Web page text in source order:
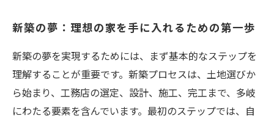
新築成功のための実践的アドバイス：失敗を避
ける方法
理想の住まいを実現するための最終ステップ
新築の夢：理想の家を手に入れるための第一歩
新築の夢を実現するためには、まず基本的なステップを
理解することが重要です。新築プロセスは、土地選びか
ら始まり、工務店の選定、設計、施工、完工まで、多岐
にわたる要素を含んでいます。最初のステップでは、自